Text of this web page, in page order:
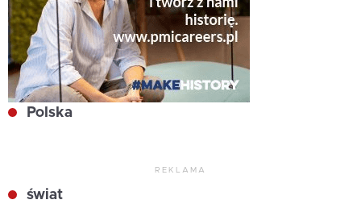
Polska
REKLAMA
świat